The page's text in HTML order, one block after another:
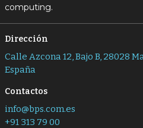
computing.
Dirección
Calle Azcona 12, Bajo B, 28028
España
Contactos
info@bps.com.es
+91 313 79 00